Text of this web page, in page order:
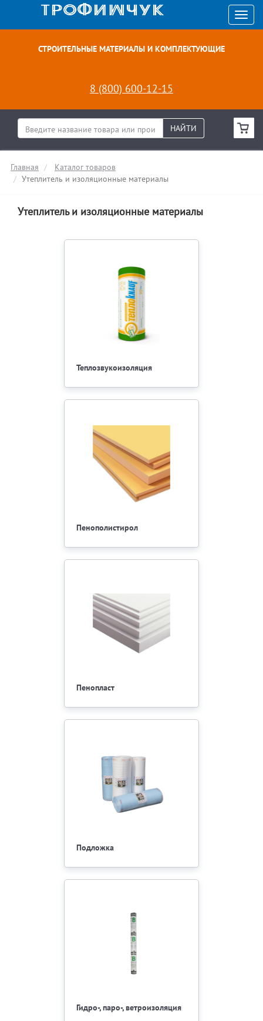
СТРОИТЕЛЬНЫЕ МАТЕРИАЛЫ И КОМПЛЕКТУЮЩИЕ
8 (800) 600-12-15
НАЙТИ
Главная
Каталог товаров
Утеплитель и изоляционные материалы
Утеплитель и изоляционные материалы
Теплозвукоизоляция
Пенополистирол
Пенопласт
Подложка
Гидро-, паро-, ветроизоляция